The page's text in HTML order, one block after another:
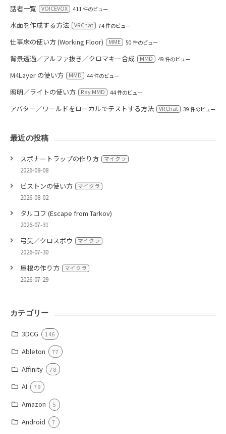
話者一覧 VOICEVOX 411 件のビュー
水面を作成する方法 VRChat 74 件のビュー
仕事床の使い方 (Working Floor) MME 50 件のビュー
背景透過／アルファ抜き／クロマキー合成 MMD 49 件のビュー
M4Layer の使い方 MMD 44 件のビュー
照明／ライトの使い方 Ray MMD 44 件のビュー
アバター／ワールドをローカルでテストする方法 VRChat 39 件のビュー
最近の投稿
スポナートラップの作り方 マイクラ
2026-08-08
ピストンの使い方 マイクラ
2026-08-02
タルコフ (Escape from Tarkov)
2026-07-31
弓矢／クロスボウ マイクラ
2026-07-30
屋根の作り方 マイクラ
2026-07-29
カテゴリー
3DCG 146
Ableton 77
Affinity 78
AI 79
Amazon 5
Android 7